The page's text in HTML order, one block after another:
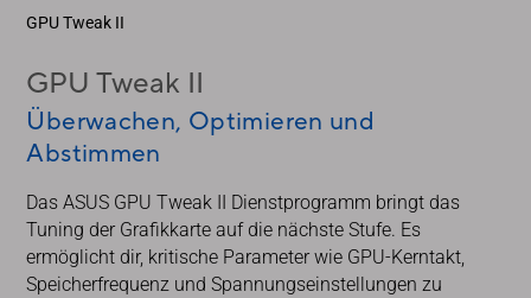
GPU Tweak II
GPU Tweak II
Überwachen, Optimieren und
Abstimmen
Das ASUS GPU Tweak II Dienstprogramm bringt das
Tuning der Grafikkarte auf die nächste Stufe. Es
ermöglicht dir, kritische Parameter wie GPU-Kerntakt,
Speicherfrequenz und Spannungseinstellungen zu